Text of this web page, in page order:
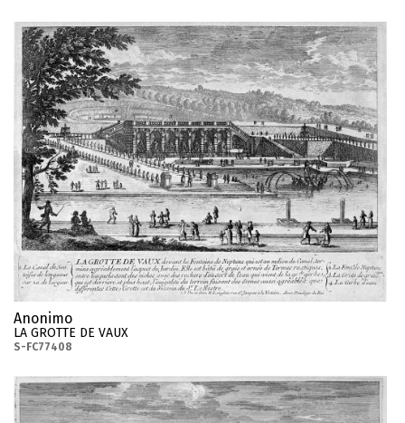
Anonimo
LA GROTTE DE VAUX
S-FC77408